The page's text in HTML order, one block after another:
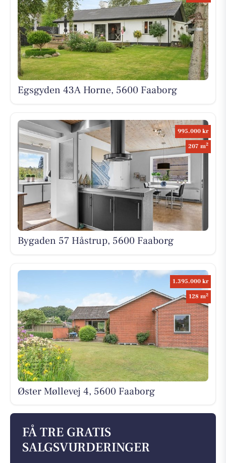
Egsgyden 43A Horne, 5600 Faaborg
995.000 kr
207 m2
Bygaden 57 Håstrup, 5600 Faaborg
1.395.000 kr
128 m2
Øster Møllevej 4, 5600 Faaborg
FÅ TRE GRATIS
SALGSVURDERINGER